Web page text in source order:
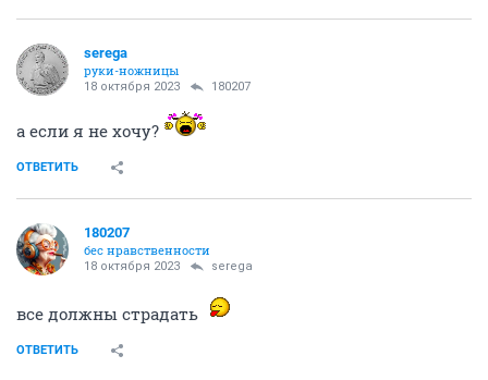
serega
руки-ножницы
18 октября 2023 180207
а если я не хочу?
ОТВЕТИТЬ
180207
бес нравственности
18 октября 2023 serega
все должны страдать
ОТВЕТИТЬ